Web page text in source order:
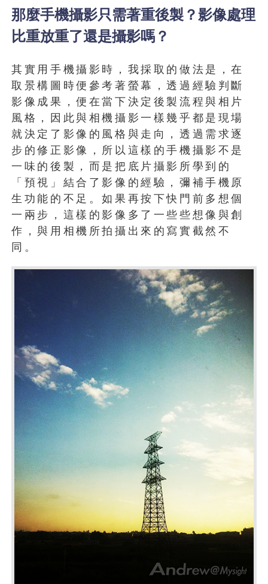
那麼手機攝影只需著重後製？影像處理
比重放重了還是攝影嗎？
其實用手機攝影時，我採取的做法是，在
取景構圖時便參考著螢幕，透過經驗判斷
影像成果，便在當下決定後製流程與相片
風格，因此與相機攝影一樣幾乎都是現場
就決定了影像的風格與走向，透過需求逐
步的修正影像，所以這樣的手機攝影不是
一味的後製，而是把底片攝影所學到的
「預視」結合了影像的經驗，彌補手機原
生功能的不足。如果再按下快門前多想個
一兩步，這樣的影像多了一些些想像與創
作，與用相機所拍攝出來的寫實截然不
同。